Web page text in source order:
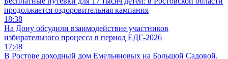
продолжается оздоровительная кампания
18:38
На Дону обсудили взаимодействие участников
избирательного процесса в период ЕДГ-2026
17:48
В Ростове доходный дом Емельяновых на Большой Садовой,